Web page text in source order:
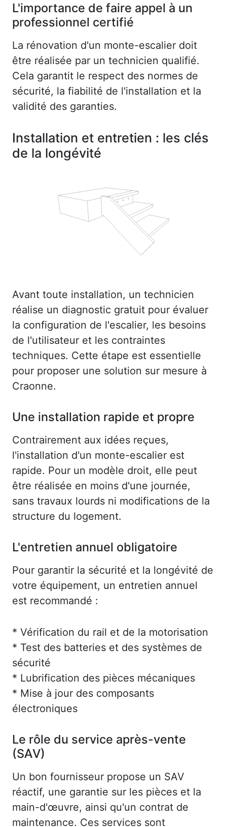
L'importance de faire appel à un
professionnel certifié
La rénovation d'un monte-escalier doit
être réalisée par un technicien qualifié.
Cela garantit le respect des normes de
sécurité, la fiabilité de l'installation et la
validité des garanties.
Installation et entretien : les clés
de la longévité
Avant toute installation, un technicien
réalise un diagnostic gratuit pour évaluer
la configuration de l'escalier, les besoins
de l'utilisateur et les contraintes
techniques. Cette étape est essentielle
pour proposer une solution sur mesure à
Craonne.
Une installation rapide et propre
Contrairement aux idées reçues,
l'installation d'un monte-escalier est
rapide. Pour un modèle droit, elle peut
être réalisée en moins d'une journée,
sans travaux lourds ni modifications de la
structure du logement.
L'entretien annuel obligatoire
Pour garantir la sécurité et la longévité de
votre équipement, un entretien annuel
est recommandé :
* Vérification du rail et de la motorisation
* Test des batteries et des systèmes de
sécurité
* Lubrification des pièces mécaniques
* Mise à jour des composants
électroniques
Le rôle du service après-vente
(SAV)
Un bon fournisseur propose un SAV
réactif, une garantie sur les pièces et la
main-d'œuvre, ainsi qu'un contrat de
maintenance. Ces services sont